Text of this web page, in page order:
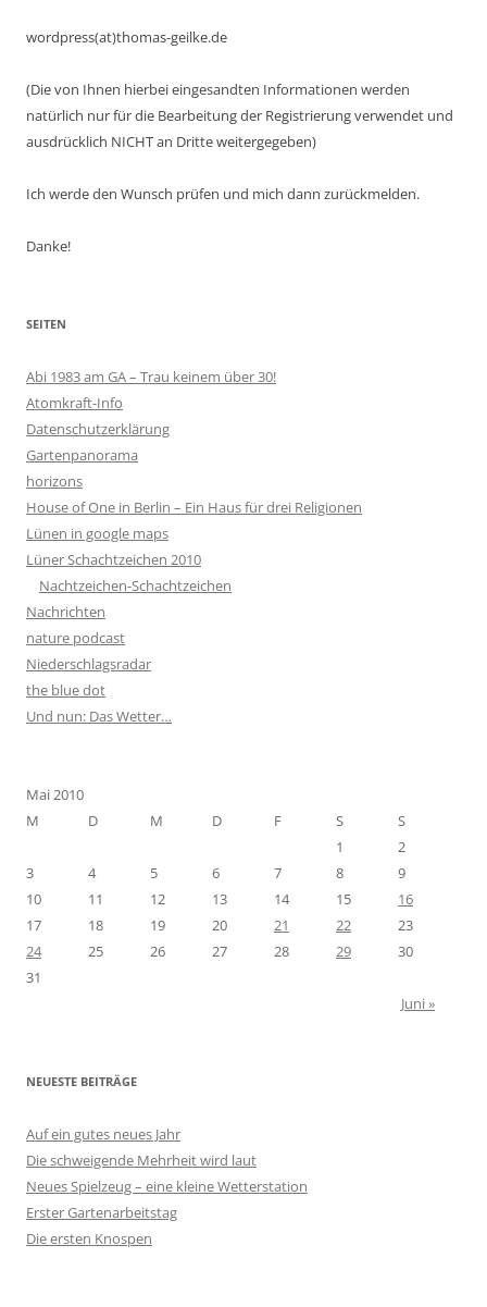
wordpress(at)thomas-geilke.de
(Die von Ihnen hierbei eingesandten Informationen werden
natürlich nur für die Bearbeitung der Registrierung verwendet und
ausdrücklich NICHT an Dritte weitergegeben)
Ich werde den Wunsch prüfen und mich dann zurückmelden.
Danke!
SEITEN
Abi 1983 am GA – Trau keinem über 30!
Atomkraft-Info
Datenschutzerklärung
Gartenpanorama
horizons
House of One in Berlin – Ein Haus für drei Religionen
Lünen in google maps
Lüner Schachtzeichen 2010
Nachtzeichen-Schachtzeichen
Nachrichten
nature podcast
Niederschlagsradar
the blue dot
Und nun: Das Wetter…
Mai 2010
M
D M D F S
S
1
2
3
4 5 6 7 8
9
10
11 12 13 14 15
16
17
18 19 20 21 22
23
24
25 26 27 28 29
30
31
Juni »
NEUESTE BEITRÄGE
Auf ein gutes neues Jahr
Die schweigende Mehrheit wird laut
Neues Spielzeug – eine kleine Wetterstation
Erster Gartenarbeitstag
Die ersten Knospen